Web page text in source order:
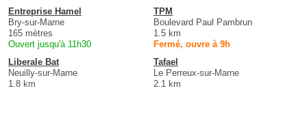
Entreprise Hamel
Bry-sur-Marne
165 mètres
Ouvert jusqu'à 11h30
TPM
Boulevard Paul Pambrun
1.5 km
Fermé, ouvre à 9h
Liberale Bat
Neuilly-sur-Marne
1.8 km
Tafael
Le Perreux-sur-Marne
2.1 km